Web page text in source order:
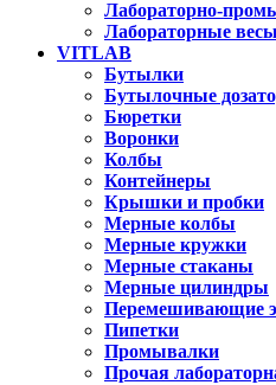
Лабораторно-
Лабораторные весы
VITLAB
Бутылки
Бутылочные
Бюретки
Воронки
Колбы
Контейнеры
Крышки и пробки
Мерные колбы
Мерные кружки
Мерные стаканы
Мерные цилиндры
Перемешивающие
Пипетки
Промывалки
Прочая